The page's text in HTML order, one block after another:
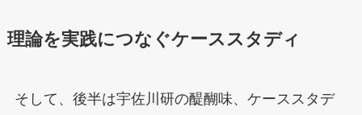
理論を実践につなぐケーススタディ
そして、後半は宇佐川研の醍醐味、ケーススタデ